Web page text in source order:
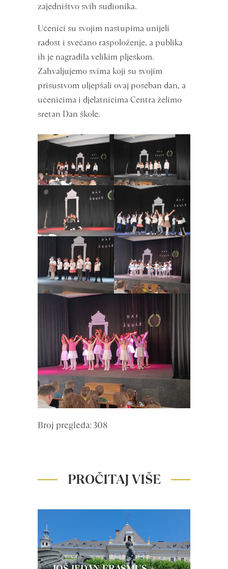
zajedništvo svih sudionika.
Učenici su svojim nastupima unijeli
radost i svečano raspoloženje, a publika
ih je nagradila velikim pljeskom.
Zahvaljujemo svima koji su svojim
prisustvom uljepšali ovaj poseban dan, a
učenicima i djelatnicima Centra želimo
sretan Dan škole.
Broj pregleda: 308
PROČITAJ VIŠE